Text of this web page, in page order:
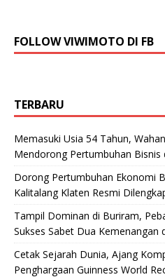
FOLLOW VIWIMOTO DI FB
TERBARU
Memasuki Usia 54 Tahun,
Mendorong Pertumbuhan Bisnis
Dorong Pertumbuhan Ekonomi
Kalitalang Klaten Resmi
Tampil Dominan di Buriram,
Sukses Sabet Dua Kemenangan
Cetak Sejarah Dunia, Ajang
Penghargaan Guinness World